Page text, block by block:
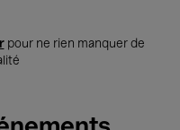
pour ne rien manquer de